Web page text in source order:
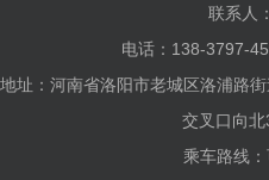
联系人
电话：138-3797-
地址：河南省洛阳市老城区洛浦路
交叉口向北
乘车路线